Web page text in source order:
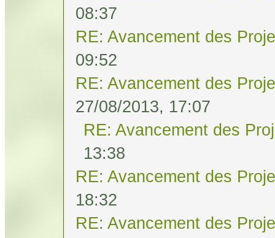
08:37
RE: Avancement des
09:52
RE: Avancement des
27/08/2013, 17:07
RE: Avancement des
13:38
RE: Avancement des
18:32
RE: Avancement des